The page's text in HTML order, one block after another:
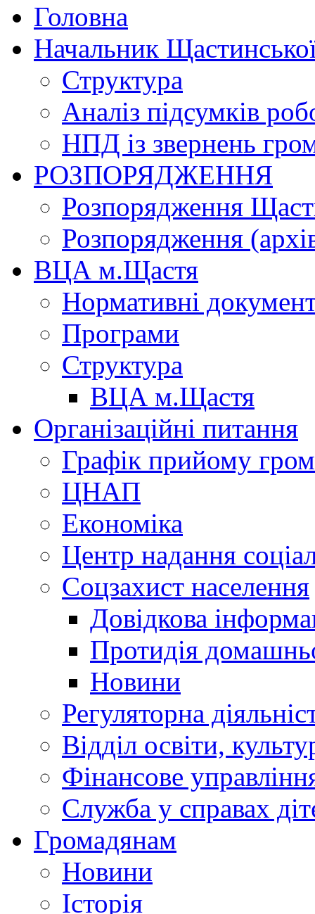
Головна
Начальник
Структура
Аналіз підсумків
НПД із звернень
РОЗПОРЯДЖЕННЯ
Розпорядження
Розпорядження
ВЦА м.Щастя
Нормативні
Програми
Структура
ВЦА м.Щастя
Організаційні питання
Графік прийому
ЦНАП
Економіка
Центр надання
Соцзахист населення
Довідкова
Протидія
Новини
Регуляторна
Відділ освіти,
Фінансове
Служба у справах
Громадянам
Новини
Історія